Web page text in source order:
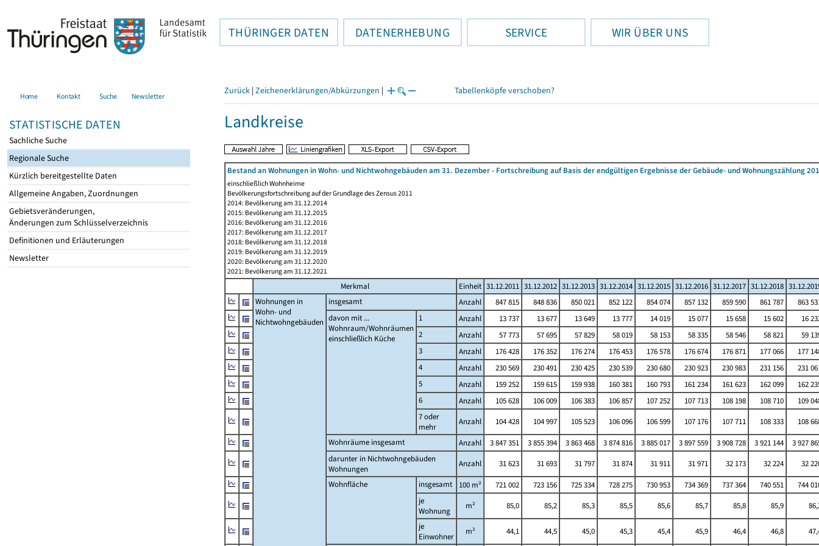
THÜRINGER DATEN DATENERHEBUNG SERVICE WIR ÜBER UNS
Home Kontakt Suche Newsletter
STATISTISCHE DATEN
Sachliche Suche
Regionale Suche
Kürzlich bereitgestellte Daten
Allgemeine Angaben, Zuordnungen
Gebietsveränderungen,
Änderungen zum Schlüsselverzeichnis
Definitionen und Erläuterungen
Newsletter
Zurück | Zeichenerklärungen/Abkürzungen | Tabellenköpfe verschoben?
Landkreise
Bestand an Wohnungen in Wohn- und Nichtwohngebäuden am 31. Dezember - Fortschreibung auf Basis der endgültigen Ergebnisse der Gebäude- und Wohnungszählung
einschließlich Wohnheime
Bevölkerungsfortschreibung auf der Grundlage des Zensus 2011
2014: Bevölkerung am 31.12.2014
2015: Bevölkerung am 31.12.2015
2016: Bevölkerung am 31.12.2016
2017: Bevölkerung am 31.12.2017
2018: Bevölkerung am 31.12.2018
2019: Bevölkerung am 31.12.2019
2020: Bevölkerung am 31.12.2020
2021: Bevölkerung am 31.12.2021
Merkmal Einheit 31.12.2011 31.12.2012 31.12.2013 31.12.2014 31.12.2015 31.12.2016 31.12.2017 31.12.2018
Wohnungen in
Wohn- und
Nichtwohngebäuden
insgesamt Anzahl 847 815 848 836 850 021 852 122 854 074 857 132 859 590 861 787
863
davon mit ...
Wohnraum/Wohnräumen
einschließlich Küche
1 Anzahl 13 737 13 677 13 649 13 777 14 019 15 077 15 658 15 602
16
2
Anzahl 57 773 57 695 57 829 58 019 58 153 58 335 58 546 58 821
59
3
Anzahl 176 428 176 352 176 274 176 453 176 578 176 674 176 871 177 066
177
4
Anzahl 230 569 230 491 230 425 230 539 230 680 230 923 230 983 231 156
231
5
Anzahl 159 252 159 615 159 938 160 381 160 793 161 234 161 623 162 099
162
6
Anzahl 105 628 106 009 106 383 106 857 107 252 107 713 108 198 108 710
109
7 oder
mehr
Anzahl 104 428 104 997 105 523 106 096 106 599 107 176 107 711 108 333
108
Wohnräume insgesamt
Anzahl 3 847 351 3 855 394 3 863 468 3 874 816 3 885 017 3 897 559 3 908 728 3 921 144
3 927
darunter in Nichtwohngebäuden
Wohnungen
Anzahl 31 623 31 693 31 797 31 874 31 911 31 971 32 173 32 224
32
Wohnfläche
insgesamt 100 m² 721 002 723 156 725 334 728 275 730 953 734 369 737 364 740 551
744
je
Wohnung
m² 85,0 85,2 85,3 85,5 85,6 85,7 85,8 85,9
je
Einwohner
m² 44,1 44,5 45,0 45,3 45,4 45,9 46,4 46,8